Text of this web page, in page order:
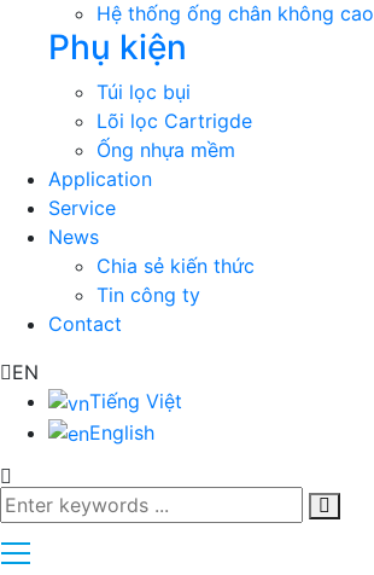
Hệ thống ống chân không cao
Phụ kiện
Túi lọc bụi
Lõi lọc Cartrigde
Ống nhựa mềm
Application
Service
News
Chia sẻ kiến thức
Tin công ty
Contact
EN
Tiếng Việt
English